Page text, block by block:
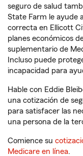
seguro de salud
State Farm le ayude
correcta en Ellicott
planes económicos
suplementario de
Incluso puede
incapacidad para
Hable con Eddie
una cotización de
para satisfacer las
una persona de la
Comience su
Medicare en línea.